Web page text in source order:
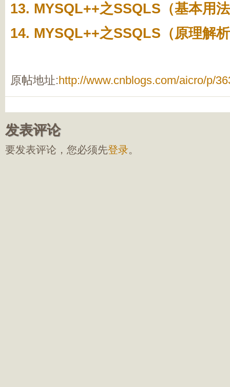
13. MYSQL++之SSQLS（基本用
14. MYSQL++之SSQLS（原理解
原帖地址:http://www.cnblogs.com/aicro/p/
发表评论
要发表评论，您必须先登录。